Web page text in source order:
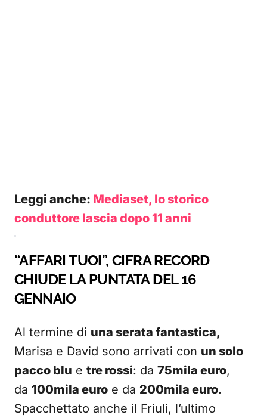
Leggi anche: Mediaset, lo storico
conduttore lascia dopo 11 anni
“AFFARI TUOI”, CIFRA RECORD
CHIUDE LA PUNTATA DEL 16
GENNAIO
Al termine di una serata fantastica,
Marisa e David sono arrivati con un solo
pacco blu e tre rossi: da 75mila euro,
da 100mila euro e da 200mila euro.
Spacchettato anche il Friuli, l’ultimo